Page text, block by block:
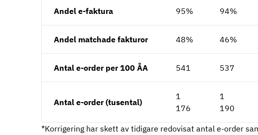
Andel e-faktura 95% 94%
Andel matchade fakturor 48% 46%
Antal e-order per 100 ÅA 541 537
Antal e-order (tusental)
1
176
1
190
*Korrigering har skett av tidigare redovisat antal e-order